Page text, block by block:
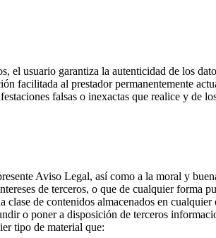
el usuario garantiza la autenticidad de los
facilitada al prestador permanentemente
falsas o inexactas que realice y de
Aviso Legal, así como a la moral y
de terceros, o que de cualquier forma
de contenidos almacenados en
o poner a disposición de terceros
tipo de material que: